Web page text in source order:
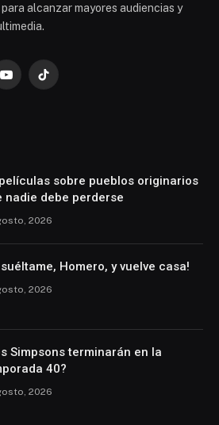
alcanzar mayores audiencias y
YouTubeTikTok
sobre pueblos originarios
nadie debe perderse
2026
suéltame, Homero, y vuelve casa!
2026
Simpsons terminarán en la
40?
2026